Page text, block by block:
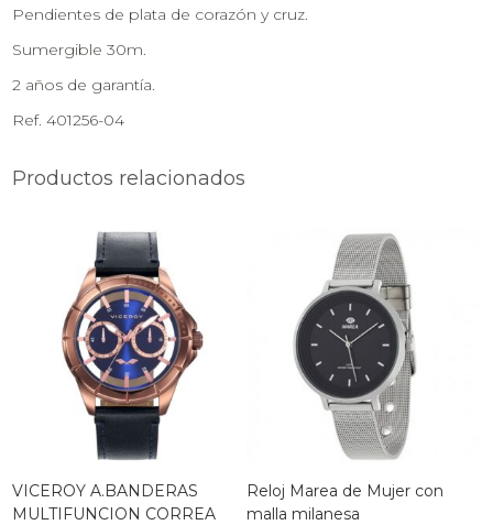
Pendientes de plata de corazón y cruz.
Sumergible 30m.
2 años de garantía.
Ref. 401256-04
Productos relacionados
VICEROY A.BANDERAS
MULTIFUNCION CORREA
Reloj Marea de Mujer con
malla milanesa